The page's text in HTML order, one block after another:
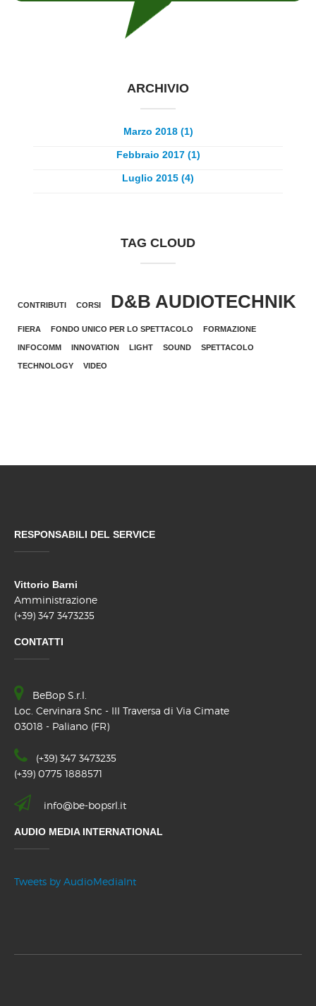
ARCHIVIO
Marzo 2018 (1)
Febbraio 2017 (1)
Luglio 2015 (4)
TAG CLOUD
CONTRIBUTI CORSI D&B AUDIOTECHNIK
FIERA FONDO UNICO PER LO SPETTACOLO FORMAZIONE
INFOCOMM INNOVATION LIGHT SOUND SPETTACOLO
TECHNOLOGY VIDEO
RESPONSABILI DEL SERVICE
Vittorio Barni
Amministrazione
(+39) 347 3473235
CONTATTI
BeBop S.r.l.
Loc. Cervinara Snc - III Traversa di Via Cimate
03018 - Paliano (FR)
(+39) 347 3473235
(+39) 0775 1888571
info@be-bopsrl.it
AUDIO MEDIA INTERNATIONAL
Tweets by AudioMediaInt